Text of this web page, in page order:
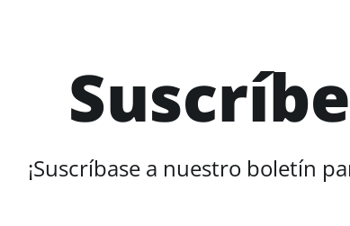
¡Suscríbase a nuestro boletín